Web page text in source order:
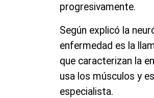
progresivamente.
Según explicó la
enfermedad es la
que caracterizan la
usa los músculos y
especialista.